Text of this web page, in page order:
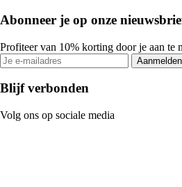
Abonneer je op onze
Profiteer van 10% korting door je aan te
Aanmelden
Blijf verbonden
Volg ons op sociale media